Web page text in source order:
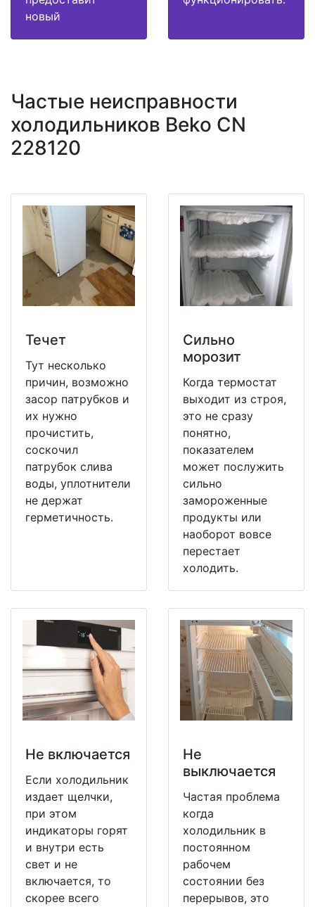
новый
Частые неисправности
холодильников Beko CN
228120
Течет
Тут несколько
причин, возможно
засор патрубков и
их нужно
прочистить,
соскочил
патрубок слива
воды, уплотнители
не держат
герметичность.
Сильно
морозит
Когда термостат
выходит из строя,
это не сразу
понятно,
показателем
может послужить
сильно
замороженные
продукты или
наоборот вовсе
перестает
холодить.
Не включается
Если холодильник
издает щелчки,
при этом
индикаторы горят
и внутри есть
свет и не
включается, то
скорее всего
Не
выключается
Частая проблема
когда
холодильник в
постоянном
рабочем
состоянии без
перерывов, это